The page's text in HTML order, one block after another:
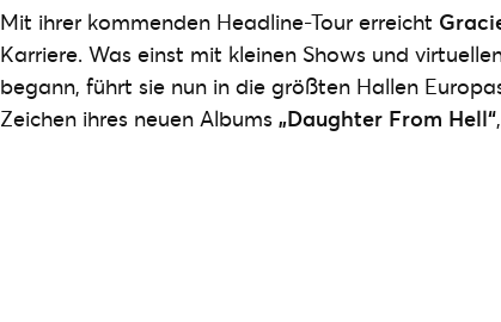
Mit ihrer kommenden Headline-Tour erreicht
Karriere. Was einst mit kleinen Shows und
begann, führt sie nun in die größten Hallen
Zeichen ihres neuen Albums „Daughter From Hell“